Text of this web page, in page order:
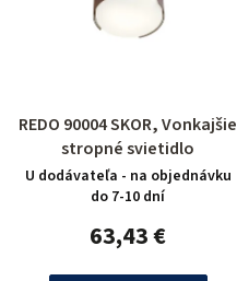
REDO 90004 SKOR, Vonkajšie
stropné svietidlo
U dodávateľa - na objednávku
do 7-10 dní
63,43 €